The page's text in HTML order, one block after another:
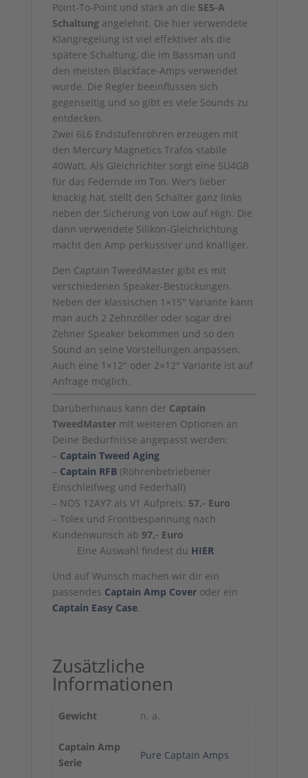
Point-To-Point und stark an die 5E5-A
Schaltungangelehnt. Die hier verwendete
Klangregelung ist viel effektiver als die
spätere Schaltung, die im Bassman und
den meisten Blackface-Amps verwendet
wurde. Die Regler beeinflussen sich
gegenseitig und so gibt es viele Sounds zu
entdecken.
Zwei 6L6 Endstufenröhren erzeugen mit
den Mercury Magnetics Trafos stabile
40Watt. Als Gleichrichter sorgt eine 5U4GB
für das Federnde im Ton. Wer’s lieber
knackig hat, stellt den Schalter ganz links
neben der Sicherung von Low auf High. Die
dann verwendete Silikon-Gleichrichtung
macht den Amp perkussiver und knalliger.
Den Captain TweedMaster gibt es mit
verschiedenen Speaker-Bestückungen.
Neben der klassischen 1×15″ Variante kann
man auch 2 Zehnzöller oder sogar drei
Zehner Speaker bekommen und so den
Sound an seine Vorstellungen anpassen.
Auch eine 1×12″ oder 2×12″ Variante ist auf
Anfrage möglich.
Darüberhinaus kann der Captain
TweedMastermit weiteren Optionen an
Deine Bedürfnisse angepasst werden:
– Captain Tweed Aging
– Captain RFB(Röhrenbetriebener
Einschleifweg und Federhall)
– NOS 12AY7 als V1 Aufpreis: 57,- Euro
– Tolex und Frontbespannung nach
Kundenwunsch ab 97,- Euro
Eine Auswahl findest du HIER
Und auf Wunsch machen wir dir ein
passendes Captain Amp Coveroder ein
Captain Easy Case.
Zusätzliche
Informationen
Gewicht n. a.
Captain Amp
Serie
Pure Captain Amps